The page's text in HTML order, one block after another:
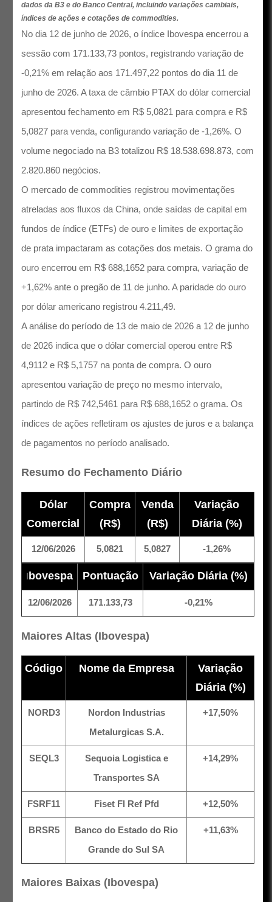
dados da B3 e do Banco Central, incluindo variações cambiais,
índices de ações e cotações de commodities.
No dia 12 de junho de 2026, o índice Ibovespa encerrou a
sessão com 171.133,73 pontos, registrando variação de
-0,21% em relação aos 171.497,22 pontos do dia 11 de
junho de 2026. A taxa de câmbio PTAX do dólar comercial
apresentou fechamento em R$ 5,0821 para compra e R$
5,0827 para venda, configurando variação de -1,26%. O
volume negociado na B3 totalizou R$ 18.538.698.873, com
2.820.860 negócios.
O mercado de commodities registrou movimentações
atreladas aos fluxos da China, onde saídas de capital em
fundos de índice (ETFs) de ouro e limites de exportação
de prata impactaram as cotações dos metais. O grama do
ouro encerrou em R$ 688,1652 para compra, variação de
+1,62% ante o pregão de 11 de junho. A paridade do ouro
por dólar americano registrou 4.211,49.
A análise do período de 13 de maio de 2026 a 12 de junho
de 2026 indica que o dólar comercial operou entre R$
4,9112 e R$ 5,1757 na ponta de compra. O ouro
apresentou variação de preço no mesmo intervalo,
partindo de R$ 742,5461 para R$ 688,1652 o grama. Os
índices de ações refletiram os ajustes de juros e a balança
de pagamentos no período analisado.
Resumo do Fechamento Diário
Dólar
Comercial
Compra
(R$)
Venda
(R$)
Variação
Diária (%)
12/06/2026 5,0821 5,0827 -1,26%
I bovespa Pontuação Variação Diária (%)
12/06/2026 171.133,73 -0,21%
Maiores Altas (Ibovespa)
Código Nome da Empresa
Variação
Diária (%)
NORD3
Nordon Industrias
Metalurgicas S.A.
+17,50%
SEQL3
Sequoia Logistica e
Transportes SA
+14,29%
FSRF11 Fiset Fl Ref Pfd +12,50%
BRSR5
Banco do Estado do Rio
Grande do Sul SA
+11,63%
Maiores Baixas (Ibovespa)